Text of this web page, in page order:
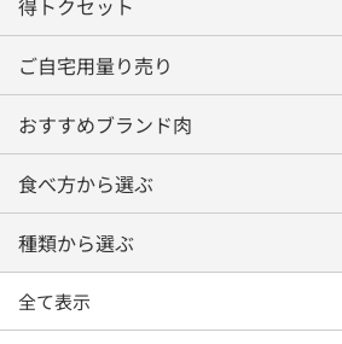
得トクセット
ご自宅用量り売り
おすすめブランド肉
食べ方から選ぶ
種類から選ぶ
全て表示